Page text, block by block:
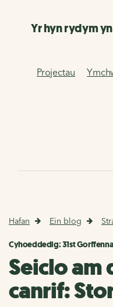
Yr hyn rydym
Projectau
Hafan Ein blog
Cyhoeddedig: 31st
Seiclo am
canrif: